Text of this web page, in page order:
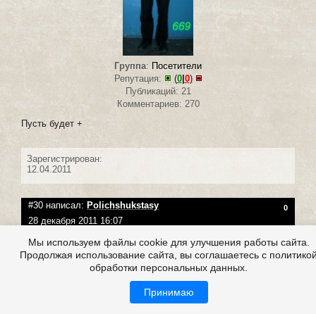
Группа: Посетители
Репутация:
(0|0)
Публикаций: 21
Комментариев: 270
Пусть будет +
Зарегистрирован:
12.04.2011
#30 написал: Polichshukstasy 0
28 декабря 2011 16:07
Мы используем файлы cookie для улучшения работы сайта.
Продолжая использование сайта, вы соглашаетесь с
обработки персональных данных.
Принимаю